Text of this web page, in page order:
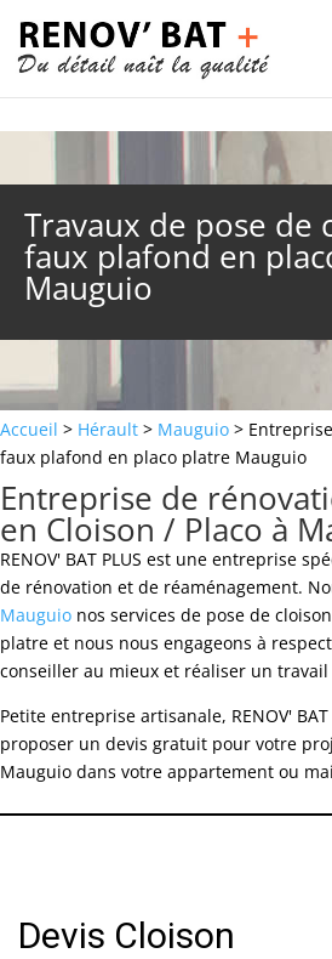
Travaux de pose de
faux plafond en
Mauguio
Accueil > Hérault > Mauguio >
faux plafond en placo platre Mauguio
Entreprise de
en Cloison / Placo à
RENOV' BAT PLUS est une entreprise
de rénovation et de réaménagement.
Mauguio nos services de pose de
platre et nous nous engageons à
conseiller au mieux et réaliser un
Petite entreprise artisanale, RENOV'
proposer un devis gratuit pour votre
Mauguio dans votre appartement ou
Devis Cloison